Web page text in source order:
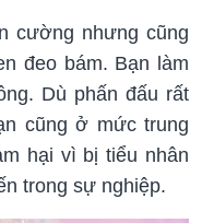
cường nhưng cũng
đeo bám. Bạn làm
Dù phấn đấu rất
cũng ở mức trung
hại vì bị tiểu nhân
trong sự nghiệp.